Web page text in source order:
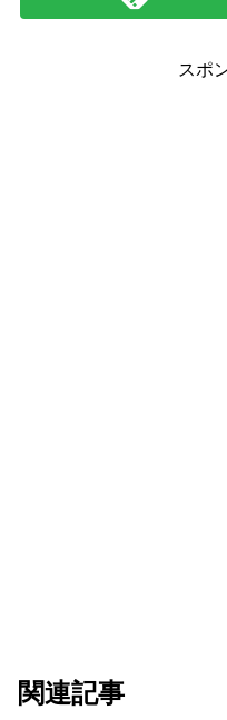
スポ
関連記事